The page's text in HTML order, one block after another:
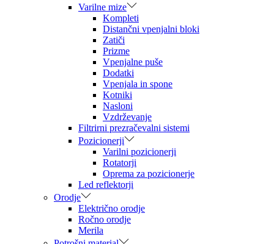
Varilne mize
Kompleti
Distančni vpenjalni bloki
Zatiči
Prizme
Vpenjalne puše
Dodatki
Vpenjala in spone
Kotniki
Nasloni
Vzdrževanje
Filtrirni prezračevalni sistemi
Pozicionerji
Varilni pozicionerji
Rotatorji
Oprema za pozicionerje
Led reflektorji
Orodje
Električno orodje
Ročno orodje
Merila